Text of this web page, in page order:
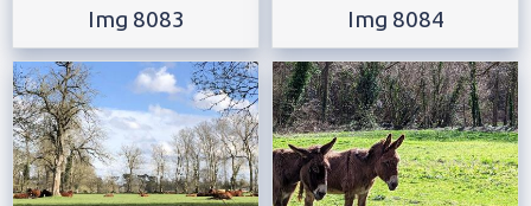
Img 8083 Img 8084